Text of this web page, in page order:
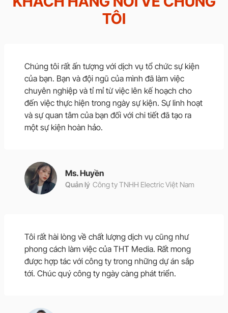
TÔI
Chúng tôi rất ấn tượng với dịch vụ tổ chức sự kiện
của bạn. Bạn và đội ngũ của mình đã làm việc
chuyên nghiệp và tỉ mỉ từ việc lên kế hoạch cho
đến việc thực hiện trong ngày sự kiện. Sự linh hoạt
và sự quan tâm của bạn đối với chi tiết đã tạo ra
một sự kiện hoàn hảo.
Ms. Huyền
Quản lý Công ty TNHH Electric Việt Nam
Tôi rất hài lòng về chất lượng dịch vụ cũng như
phong cách làm việc của THT Media. Rất mong
được hợp tác với công ty trong những dự án sắp
tới. Chúc quý công ty ngày càng phát triển.